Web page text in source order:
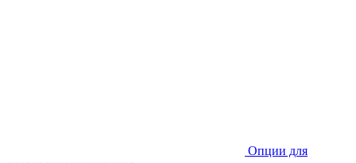
Опции для